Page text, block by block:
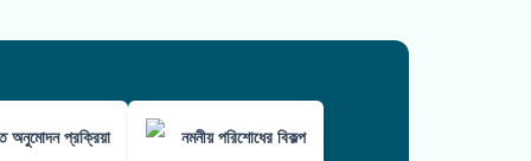
অনুমোদন প্রক্রিয়া নমনীয় পরিশোধের বিকল্প